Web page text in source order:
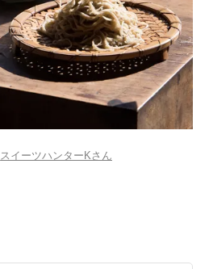
スイーツハンターKさん